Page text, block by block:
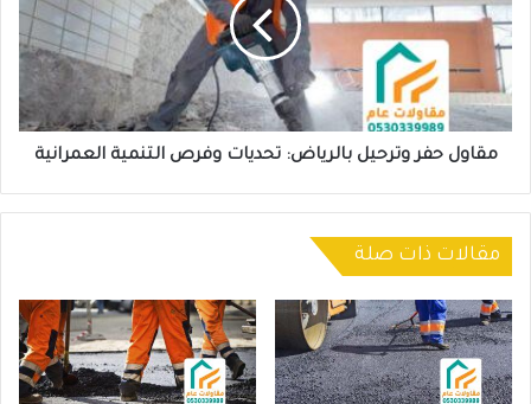
مقاول حفر وترحيل بالرياض: تحديات وفرص التنمية العمرانية
مقالات ذات صلة